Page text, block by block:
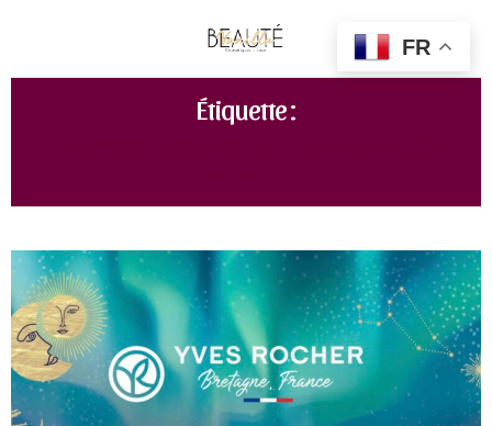
Étiquette :
FR